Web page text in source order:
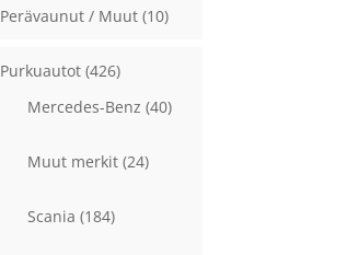
Perävaunut / Muut (10)
Purkuautot (426)
Mercedes-Benz (40)
Muut merkit (24)
Scania (184)